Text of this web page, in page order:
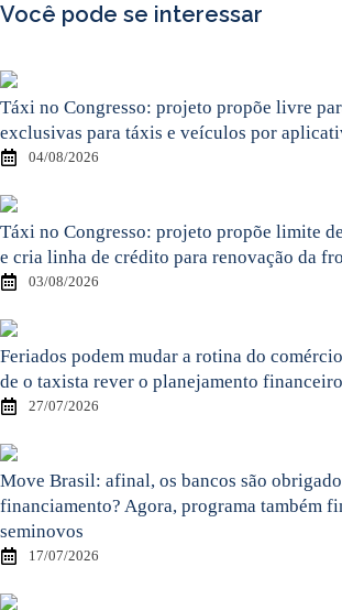
Você pode se interessar
Táxi no Congresso: projeto propõe livre
exclusivas para táxis e veículos por
04/08/2026
Táxi no Congresso: projeto propõe limite
e cria linha de crédito para renovação da
03/08/2026
Feriados podem mudar a rotina do
de o taxista rever o planejamento financeiro
27/07/2026
Move Brasil: afinal, os bancos são
financiamento? Agora, programa também
seminovos
17/07/2026